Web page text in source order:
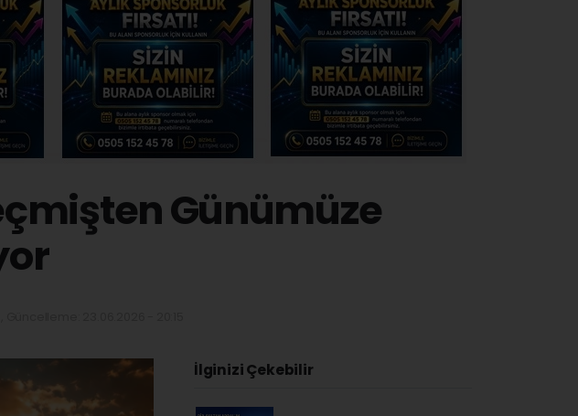
Günümüze
İlginizi Çekebilir